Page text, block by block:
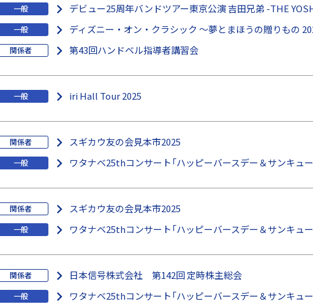
一般 デビュー25周年バンドツアー東京公演 吉田兄弟 -THE
一般 ディズニー・オン・クラシック ～夢とまほうの贈りもの
関係者 第43回ハンドベル指導者講習会
一般 iri Hall Tour 2025
関係者 スギカウ友の会見本市2025
一般 ワタナベ25thコンサート「ハッピーバースデー＆サンキュー
関係者 スギカウ友の会見本市2025
一般 ワタナベ25thコンサート「ハッピーバースデー＆サンキュー
関係者 日本信号株式会社 第142回 定時株主総会
一般 ワタナベ25thコンサート「ハッピーバースデー＆サンキュー